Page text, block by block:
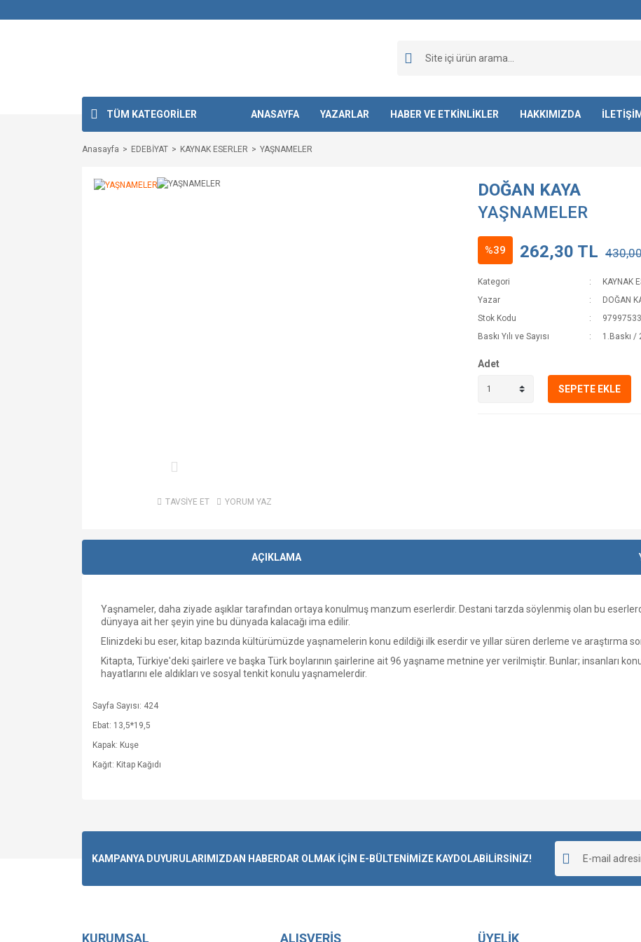
TÜM KATEGORİLER ANASAYFA YAZARLAR HABER VE ETKİNLİKLER HAKKIMIZDA
Anasayfa EDEBİYAT KAYNAK ESERLER YAŞNAMELER
TAVSİYE ET YORUM YAZ
DOĞAN KAYA
YAŞNAMELER
%39 262,30 TL
Kategori
KAYNAK
Yazar
DOĞAN
Stok Kodu
Baskı Yılı ve Sayısı
1.Baskı /
Adet
SEPETE EKLE
AÇIKLAMA
Yaşnameler, daha ziyade aşıklar tarafından ortaya konulmuş manzum eserlerdir. Destani tarzda söylenmiş olan bu
dünyaya ait her şeyin yine bu dünyada kalacağı ima edilir.
Elinizdeki bu eser, kitap bazında kültürümüzde yaşnamelerin konu edildiği ilk eserdir ve yıllar süren derleme ve araştırma
Kitapta, Türkiye'deki şairlere ve başka Türk boylarının şairlerine ait 96 yaşname metnine yer verilmiştir. Bunlar; insanları konu
hayatlarını ele aldıkları ve sosyal tenkit konulu yaşnamelerdir.
Sayfa Sayısı: 424
Ebat: 13,5*19,5
Kapak: Kuşe
Kağıt: Kitap Kağıdı
KAMPANYA DUYURULARIMIZDAN HABERDAR OLMAK İÇİN E-BÜLTENİMİZE KAYDOLABİLİRSİNİZ!
KURUMSAL ALIŞVERİŞ ÜYELİK